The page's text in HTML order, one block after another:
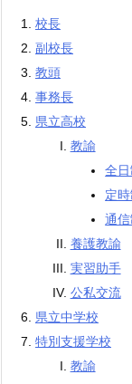
校長
副校長
教頭
事務長
県立高校
教諭
全日
定時
通信
養護教諭
実習助手
公私交流
県立中学校
特別支援学校
教諭